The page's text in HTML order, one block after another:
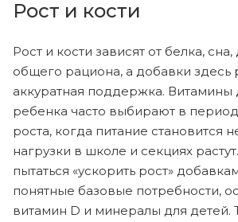
Рост и кости
Рост и кости зависят от белка,
общего рациона, а добавки здесь
аккуратная поддержка. Витамины
ребенка часто выбирают в
роста, когда питание становится
нагрузки в школе и секциях
пытаться «ускорить рост»
понятные базовые потребности,
витамин D и минералы для детей.